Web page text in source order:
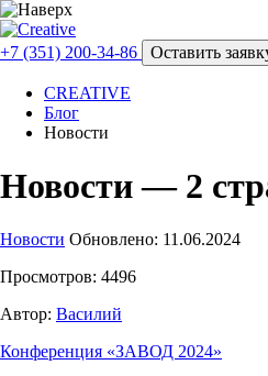
+7 (351) 200-34-86 Оставить
CREATIVE
Блог
Новости
Новости — 2
Новости Обновлено: 11.06.2024
Просмотров: 4496
Автор: Василий
Конференция «ЗАВОД 2024»